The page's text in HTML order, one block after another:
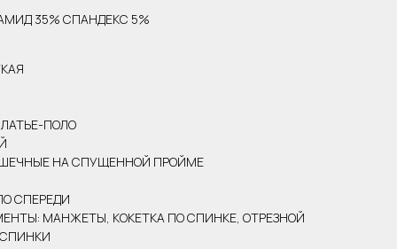
35% СПАНДЕКС 5%
ПОЛО
НА СПУЩЕННОЙ ПРОЙМЕ
СПЕРЕДИ
МАНЖЕТЫ, КОКЕТКА ПО СПИНКЕ, ОТРЕЗНОЙ